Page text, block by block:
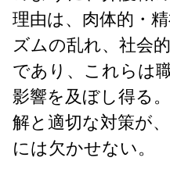
理由は、肉体的・
ズムの乱れ、社会
であり、これらは
影響を及ぼし得る
解と適切な対策が
には欠かせない。